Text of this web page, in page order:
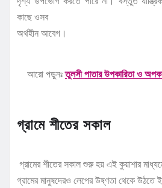
কাছে ওসব
অর্থহীন আবেগ।
আরো পড়ুনঃতুলসী পাতার উপকারিতা ও
গ্রামে শীতের সকাল
গ্রামের শীতের সকাল শুরু হয় এই কুয়াশার
গ্রামের মানুষদেরও লেপের উষ্ণতা থেকে উঠতে